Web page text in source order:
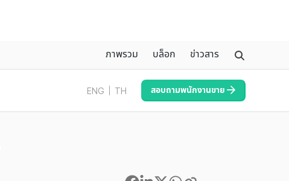
ENG TH สอบถามพนักงานขาย
ภาพรวม บล็อก ข่าวสาร